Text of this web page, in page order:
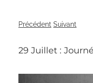
Précédent Suivant
29 Juillet :